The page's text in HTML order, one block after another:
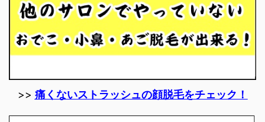
>> 痛くないストラッシュの顔脱毛をチェック！